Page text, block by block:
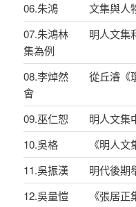
06.朱鴻 文集與人物
07.朱鴻林 明人文集利
集為例
08.李焯然 從丘濬《瓊
會
09.巫仁恕 明人文集
10.吳格 《明人文集
11.吳振漢 明代後期
12.吳量愷 《張居正